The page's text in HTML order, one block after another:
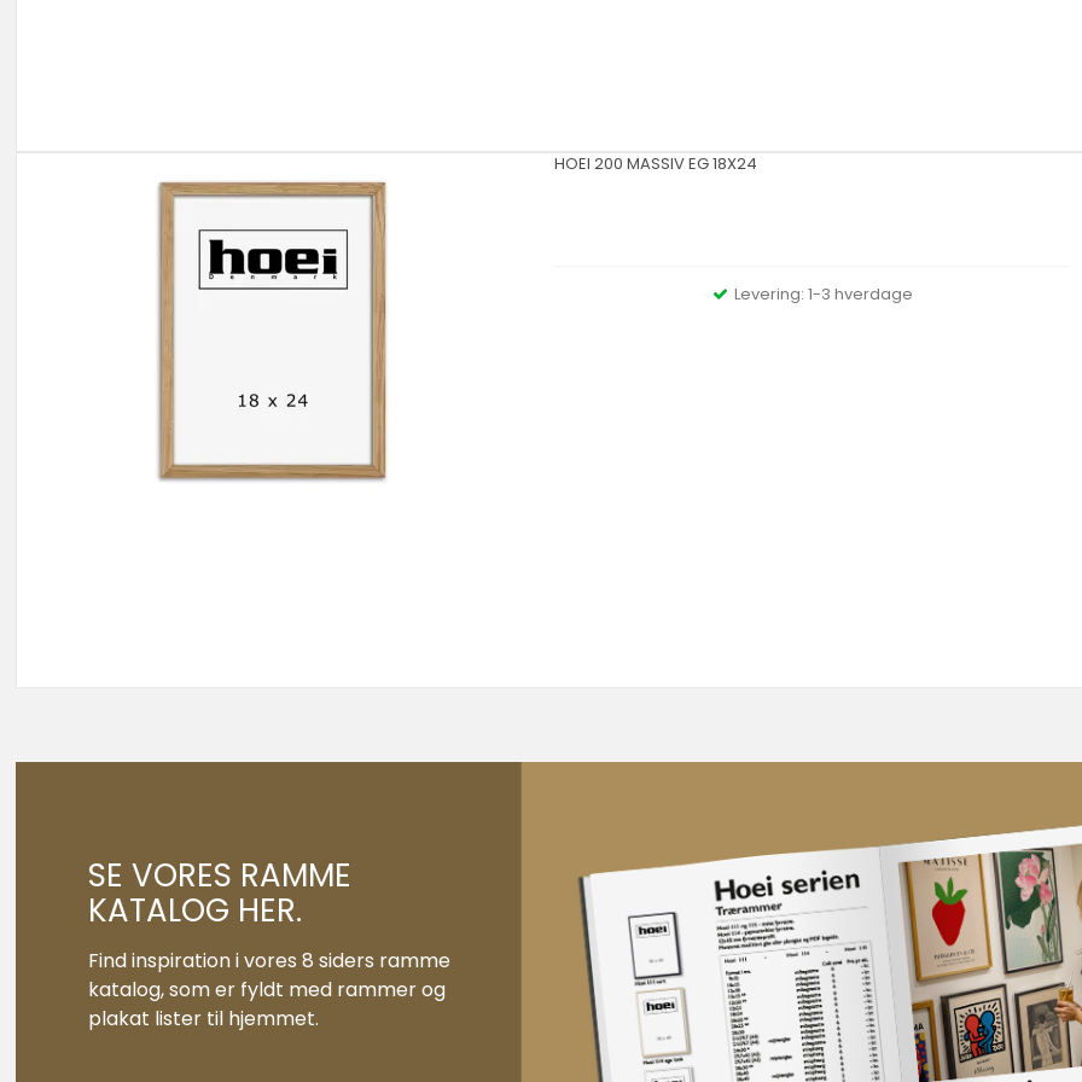
HOEI 200 MASSIV EG 18X24
Levering: 1-3 hverdage
SE VORES RAMME
KATALOG HER.
Find inspiration i vores 8 siders ramme
katalog, som er fyldt med rammer og
plakat lister til hjemmet.